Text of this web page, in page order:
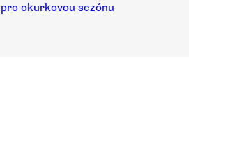
pro okurkovou sezónu